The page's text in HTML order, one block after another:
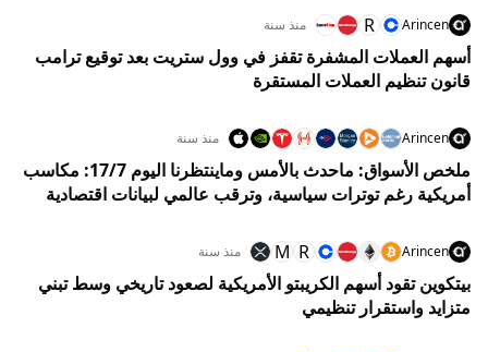
Arincen
R منذ سنة
أسهم العملات المشفرة تقفز في وول ستريت بعد توقيع ترامب
قانون تنظيم العملات المستقرة
Arincen منذ سنة
ملخص الأسواق: ماحدث بالأمس وماينتظرنا اليوم 17/7: مكاسب
أمريكية رغم توترات سياسية، وترقب عالمي لبيانات اقتصادية
Arincen
R
M منذ سنة
بيتكوين تقود أسهم الكريبتو الأمريكية لصعود تاريخي وسط تبني
متزايد واستقرار تنظيمي